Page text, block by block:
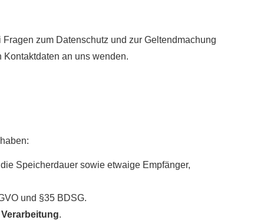
zum Datenschutz und zur Geltendmachung
an uns wenden.
Speicherdauer sowie etwaige Empfänger,
und §35 BDSG.
.